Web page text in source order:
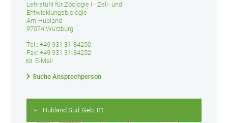
Lehrstuhl für Zoologie I - Zell- und
Entwicklungsbiologie
Am Hubland
97074 Würzburg
Tel.: +49 931 31-84250
Fax: +49 931 31-84252
E-Mail
Suche Ansprechperson
Hubland Süd, Geb. B1